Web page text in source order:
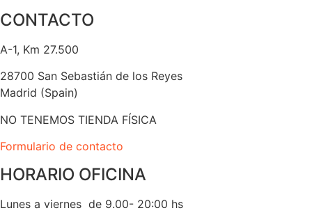
CONTACTO
A-1, Km 27.500
28700 San Sebastián de los Reyes
Madrid (Spain)
NO TENEMOS TIENDA FÍSICA
Formulario de contacto
HORARIO OFICINA
Lunes a viernes de 9.00- 20:00 hs